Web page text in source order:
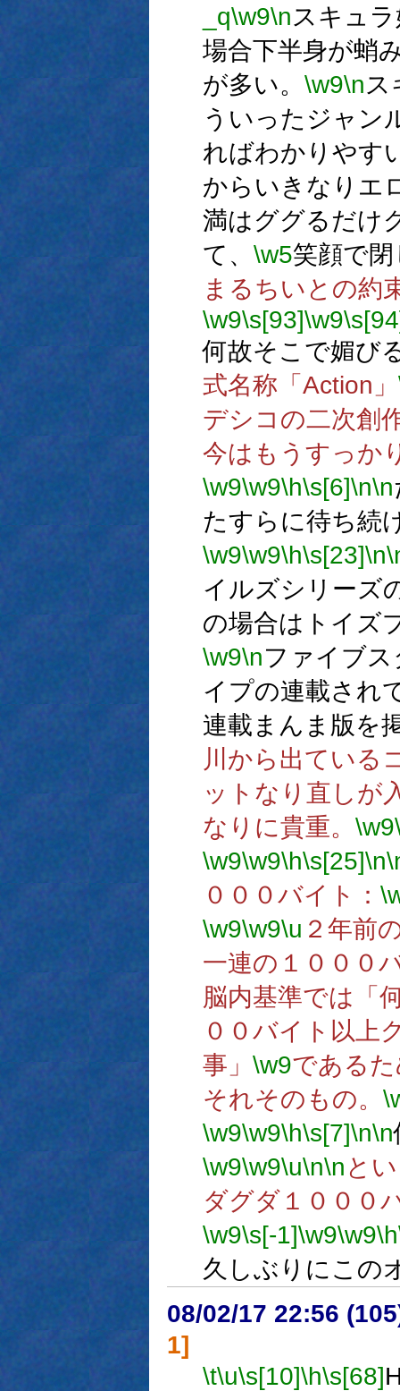
_q\w9\nスキュ
場合下半身が蛸
が多い。 \w9\nス
ういったジャン
ればわかりやす
からいきなりエ
満はググるだけ
て、 \w5笑顔で
まるちいとの約
\w9\s[93]\w9
何故そこで媚び
式名称「Action」
デシコの二次創
今はもうすっか
\w9\w9\h\s[6]\n\n
たすらに待ち続
\w9\w9\h\s[23]\n
イルズシリーズ
の場合はトイズ
\w9\nファイブ
イプの連載され
連載まんま版を
川から出ている
ットなり直しが
なりに貴重。 \w9
\w9\w9\h\s[25]\n
０００バイト：
\w9\w9\u ２年前
一連の１０００
脳内基準では「
００バイト以上
事」 \w9である
それそのもの。
\w9\w9\h\s[7]\n\n
\w9\w9\u\n\n と
ダグダ１０００
\w9\s[-1]\w9\w9\h
久しぶりにこの
08/02/17 22:56
1]
\t\u\s[10]\h\s[68]